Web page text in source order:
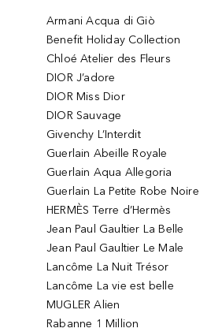
Armani Acqua di Giò
Benefit Holiday Collection
Chloé Atelier des Fleurs
DIOR J’adore
DIOR Miss Dior
DIOR Sauvage
Givenchy L’Interdit
Guerlain Abeille Royale
Guerlain Aqua Allegoria
Guerlain La Petite Robe Noire
HERMÈS Terre d’Hermès
Jean Paul Gaultier La Belle
Jean Paul Gaultier Le Male
Lancôme La Nuit Trésor
Lancôme La vie est belle
MUGLER Alien
Rabanne 1 Million